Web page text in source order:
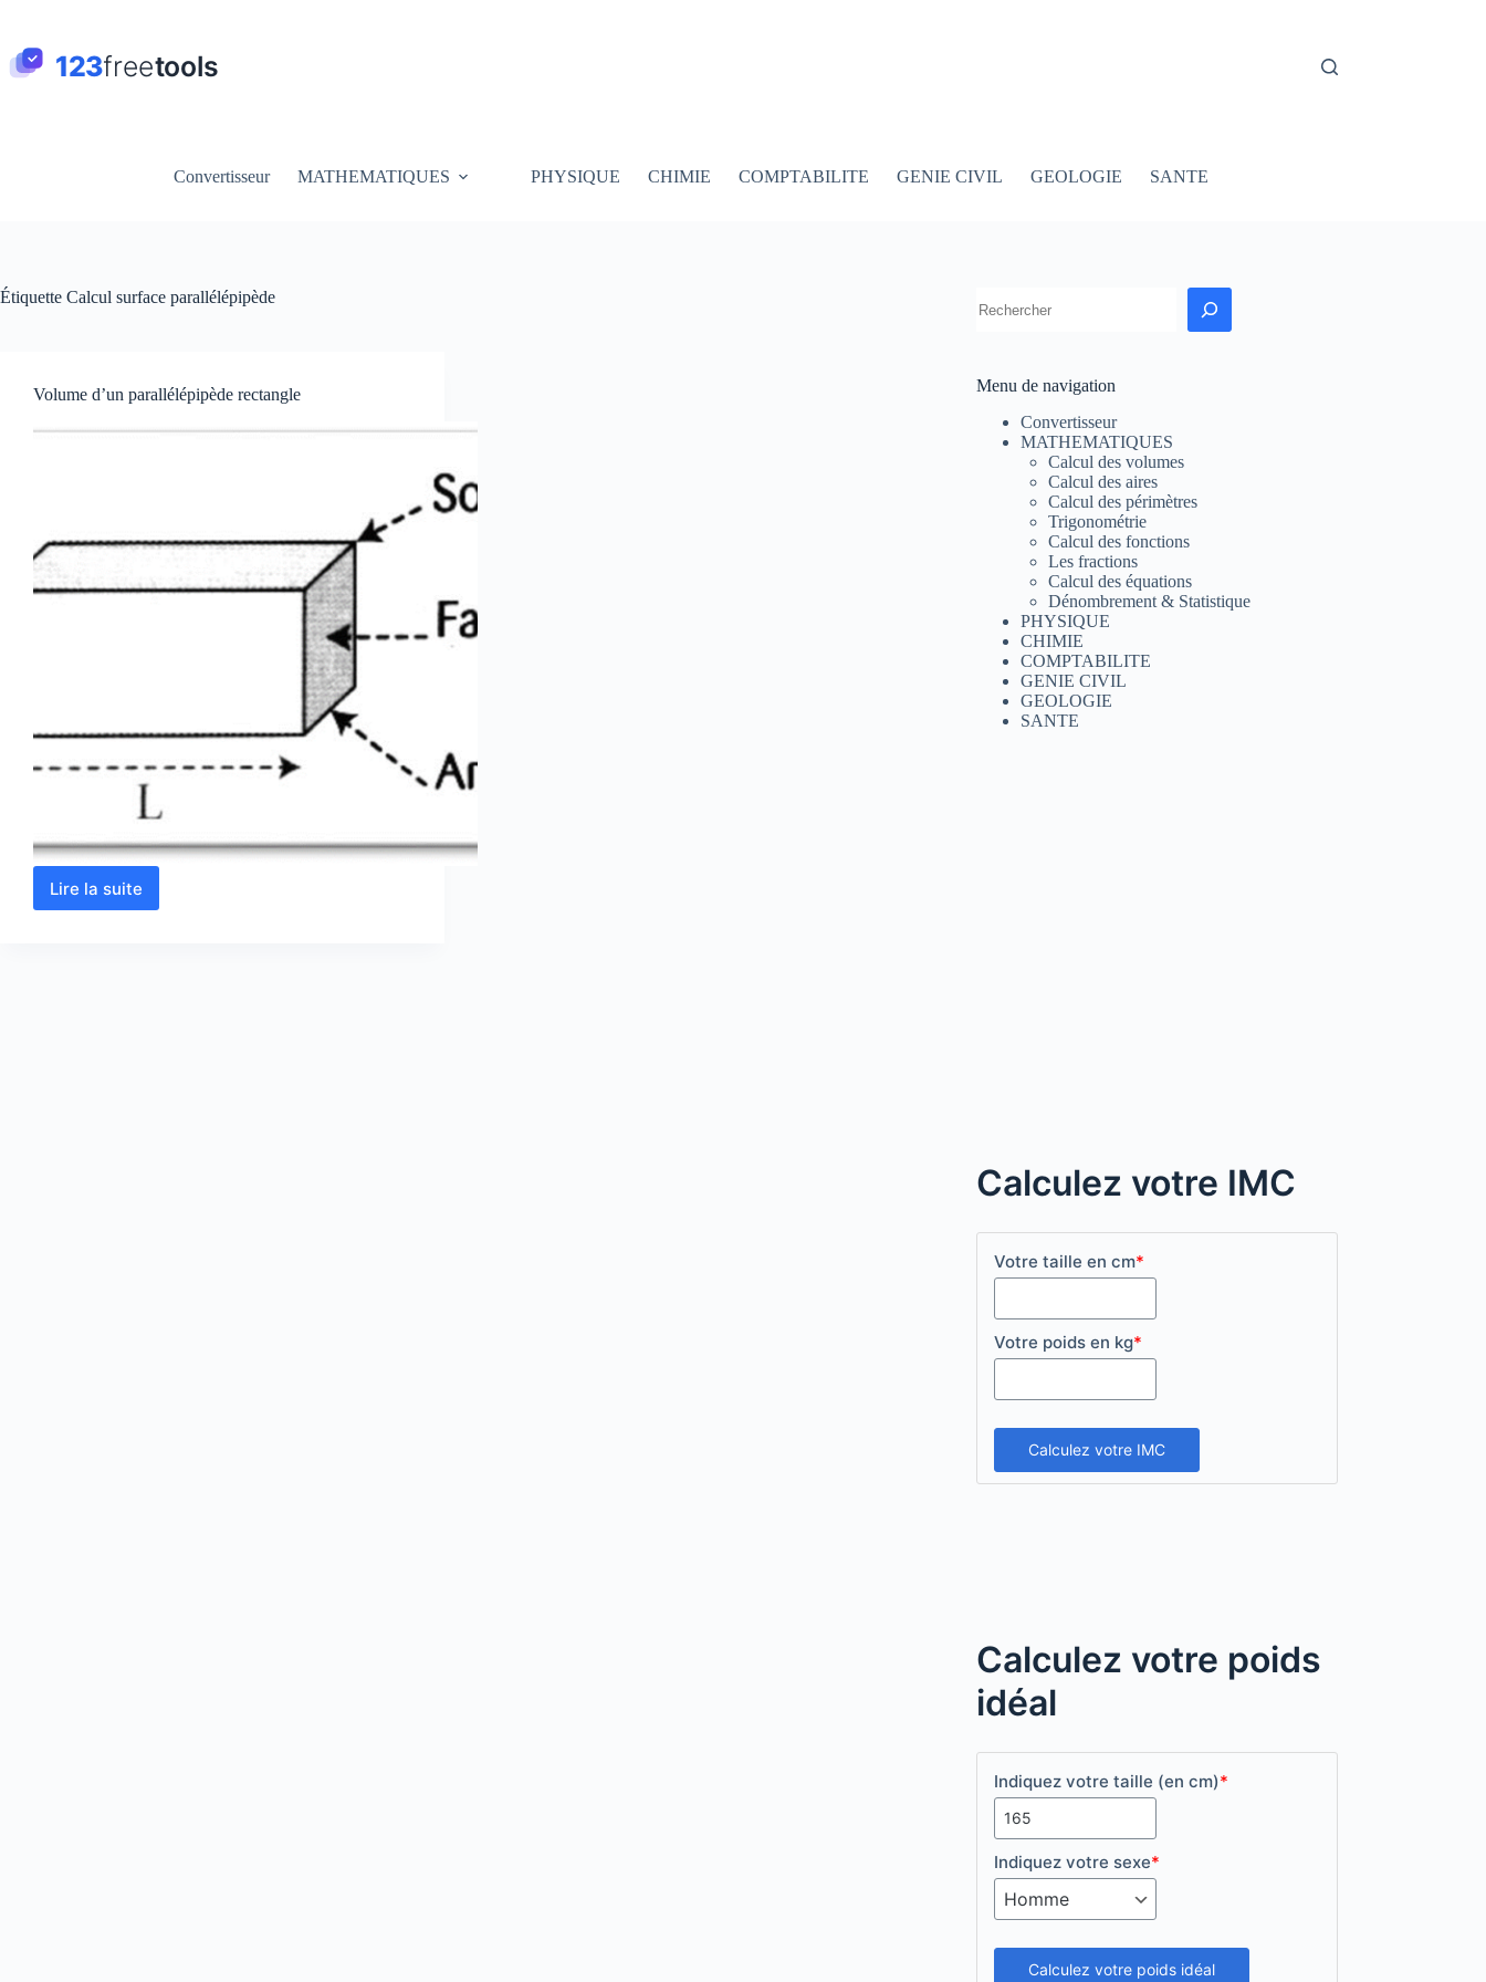
contenu
Convertisseur MATHEMATIQUES PHYSIQUE CHIMIE COMPTABILITE GENIE CIVIL GEOLOGIE SANTE
Étiquette Calcul surface parallélépipède
Volume d’un parallélépipède rectangle
Lire la suite
Volume
Menu de navigation
Convertisseur
MATHEMATIQUES
Calcul des volumes
Calcul des aires
Calcul des périmètres
Trigonométrie
Calcul des fonctions
Les fractions
Calcul des équations
Dénombrement & Statistique
PHYSIQUE
CHIMIE
COMPTABILITE
GENIE CIVIL
GEOLOGIE
SANTE
Calculez votre IMC
Votre taille en cm*
Votre poids en kg*
Calculez votre IMC
Calculez votre poids
idéal
Indiquez votre taille (en cm)*
Indiquez votre sexe*
Calculez votre poids idéal